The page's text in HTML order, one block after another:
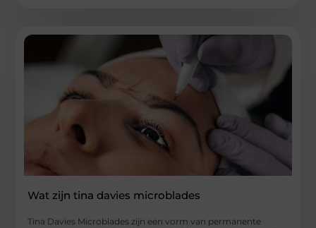
Wat zijn tina davies microblades
Tina Davies Microblades zijn een vorm van permanente